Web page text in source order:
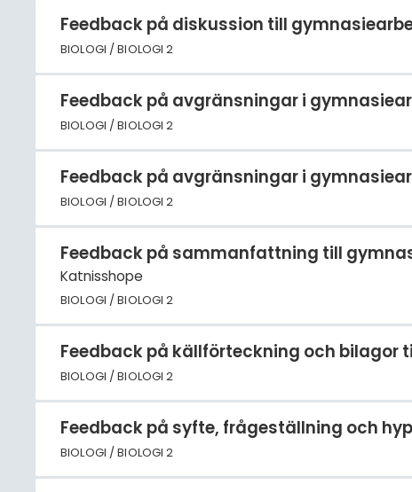
Feedback på diskussion till
BIOLOGI / BIOLOGI 2
Feedback på avgränsningar i
BIOLOGI / BIOLOGI 2
Feedback på avgränsningar i
BIOLOGI / BIOLOGI 2
Feedback på sammanfattning till
Katnisshope
BIOLOGI / BIOLOGI 2
Feedback på källförteckning och bilagor
BIOLOGI / BIOLOGI 2
Feedback på syfte, frågeställning och
BIOLOGI / BIOLOGI 2